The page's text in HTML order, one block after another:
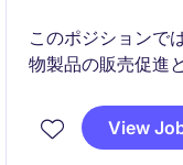
このポジションで
物製品の販売促進
し、売上目標を達
View